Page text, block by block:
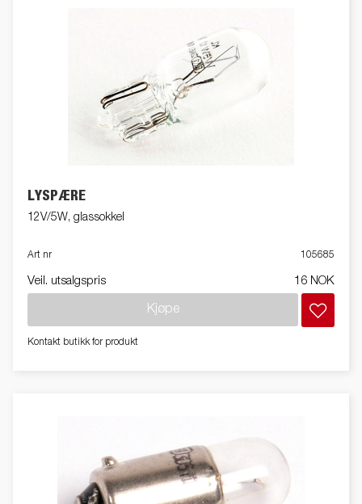
LYSPÆRE
12V/5W, glassokkel
Art nr 105685
Veil. utsalgspris 16 NOK
Kjøpe
Kontakt butikk for produkt